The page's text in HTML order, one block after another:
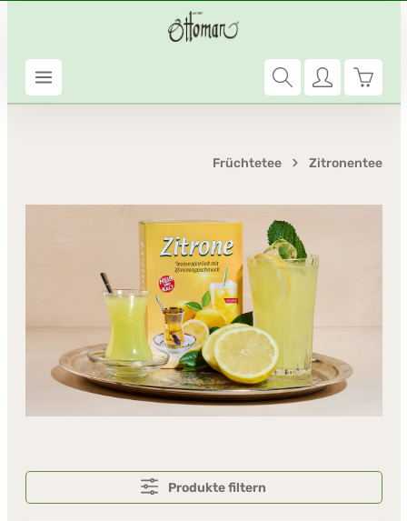
Zum Hauptinhalt springen
Früchtetee Zitronentee
Produkte filtern